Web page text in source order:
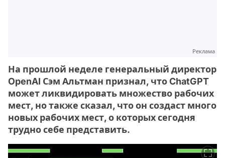
Реклама
На прошлой неделе генеральный директор
OpenAI Сэм Альтман признал, что ChatGPT
может ликвидировать множество рабочих
мест, но также сказал, что он создаст много
новых рабочих мест, о которых сегодня
трудно себе представить.